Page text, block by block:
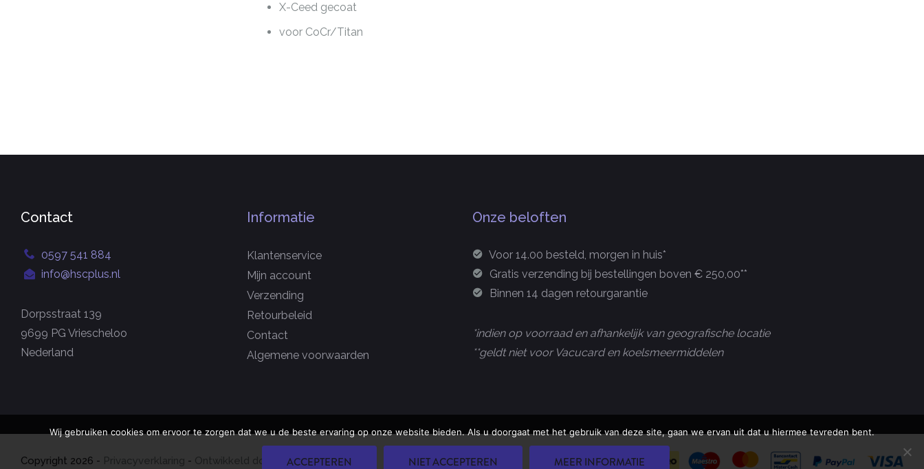
X-Ceed gecoat
voor CoCr/Titan
Contact
0597 541 884
info@hscplus.nl
Dorpsstraat 139
9699 PG Vriescheloo
Nederland
Informatie
Klantenservice
Mijn account
Verzending
Retourbeleid
Contact
Algemene voorwaarden
Onze beloften
Voor 14.00 besteld, morgen in huis*
Gratis verzending bij bestellingen boven € 250,00**
Binnen 14 dagen retourgarantie
*indien op voorraad en afhankelijk van geografische locatie
**geldt niet voor Vacucard en koelsmeermiddelen
Copyright 2026 - Privacyverklaring - Ontwikkeld door Best4u Group B.V.
Wij gebruiken cookies om ervoor te zorgen dat we u de beste ervaring op onze website bieden. Als u doorgaat met het gebruik van deze site, gaan we ervan uit dat u hiermee tevreden bent.
ACCEPTEREN NIET ACCEPTEREN MEER INFORMATIE